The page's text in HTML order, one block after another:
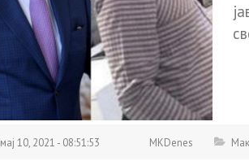
мај 10, 2021 - 08:51:53 MKDenes